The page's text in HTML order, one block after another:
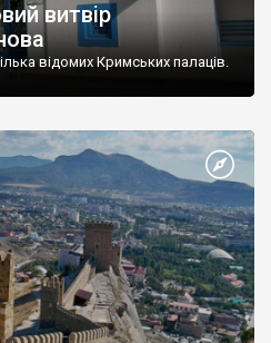
витвір
відомих Кримських палаців.